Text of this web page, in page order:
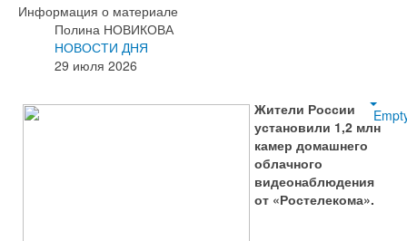
Информация о материале
Полина НОВИКОВА
НОВОСТИ ДНЯ
29 июля 2026
Жители России
установили 1,2 млн
камер домашнего
облачного
видеонаблюдения
от «Ростелекома».